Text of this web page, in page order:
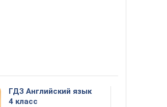
ГДЗ Английский язык
4 класс